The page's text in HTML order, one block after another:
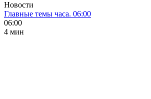
Новости
Главные темы часа. 06:00
06:00
4 мин